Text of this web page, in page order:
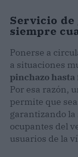
Servicio
siempre
Ponerse a
a situaciones
pinchazo hasta
Por esa razón,
permite que
garantizando la
ocupantes del
usuarios de la